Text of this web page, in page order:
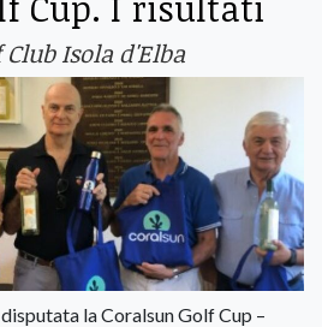
Isola d'Elba
la Coralsun Golf Cup –